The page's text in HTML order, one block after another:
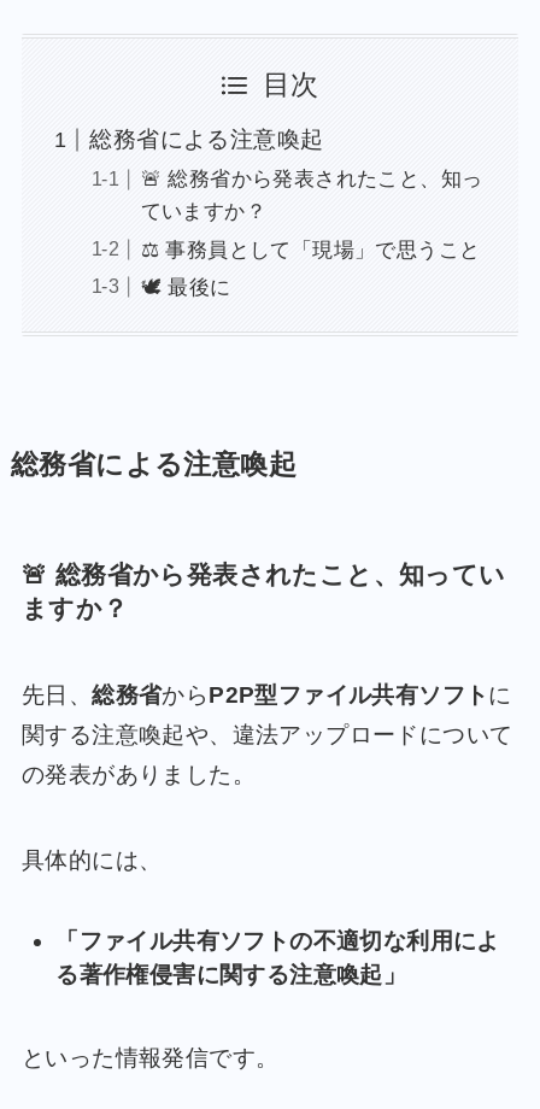
目次
総務省による注意喚起
🚨 総務省から発表されたこと、知っ
ていますか？
⚖️ 事務員として「現場」で思うこと
🕊️ 最後に
総務省による注意喚起
🚨 総務省から発表されたこと、知ってい
ますか？
先日、総務省からP2P型ファイル共有ソフトに
関する注意喚起や、違法アップロードについて
の発表がありました。
具体的には、
「ファイル共有ソフトの不適切な利用によ
る著作権侵害に関する注意喚起」
といった情報発信です。